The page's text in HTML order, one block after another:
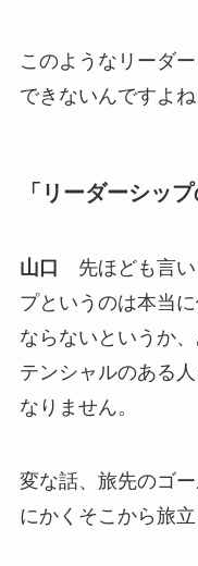
このようなリーダ
できないんですよね
「リーダーシッ
山口
先ほども言い
プというのは本当
ならないというか
テンシャルのある
なりません。
変な話、旅先のゴ
にかくそこから旅立